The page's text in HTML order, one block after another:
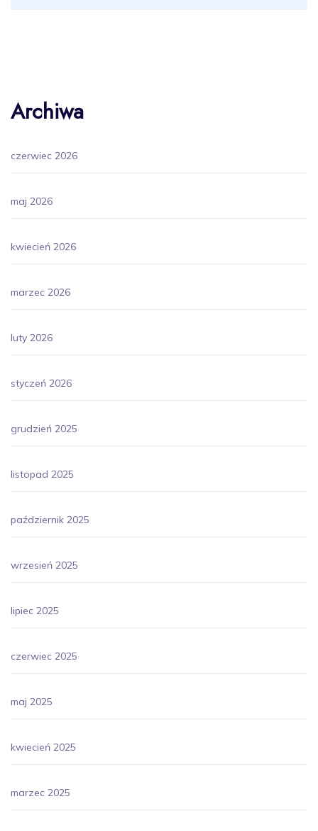
Archiwa
czerwiec 2026
maj 2026
kwiecień 2026
marzec 2026
luty 2026
styczeń 2026
grudzień 2025
listopad 2025
październik 2025
wrzesień 2025
lipiec 2025
czerwiec 2025
maj 2025
kwiecień 2025
marzec 2025